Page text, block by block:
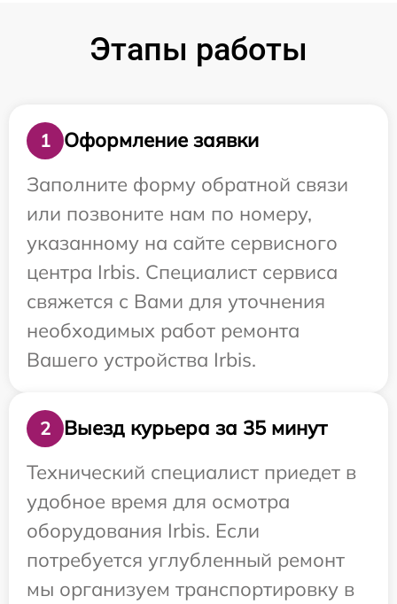
Этапы работы
1
Оформление заявки
Заполните форму обратной связи
или позвоните нам по номеру,
указанному на сайте сервисного
центра Irbis. Специалист сервиса
свяжется с Вами для уточнения
необходимых работ ремонта
Вашего устройства Irbis.
2
Выезд курьера за 35 минут
Технический специалист приедет в
удобное время для осмотра
оборудования Irbis. Если
потребуется углубленный ремонт
мы организуем транспортировку в